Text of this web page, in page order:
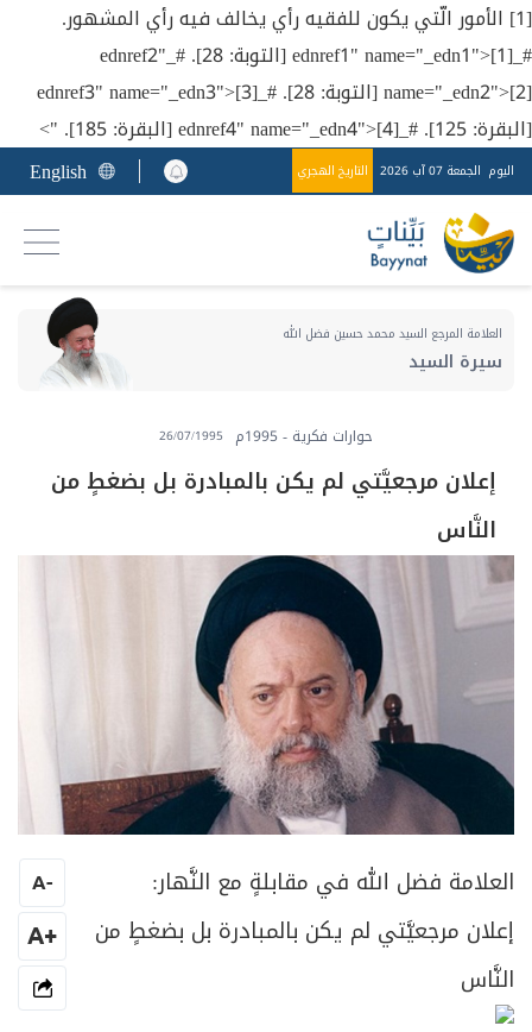
[1] الأمور الّتي يكون للفقيه رأي يخالف فيه رأي المشهور.
#_ednref1" name="_edn1">[1] [التوبة: 28]. #_ednref2"
name="_edn2">[2] [التوبة: 28]. #_ednref3" name="_edn3">[3]
[البقرة: 125]. #_ednref4" name="_edn4">[4] [البقرة: 185]. ">
اليوم الجمعة 07 آب 2026 التاريخ الهجري English
العلامة المرجع السيد محمد حسين فضل الله
سيرة السيد
حوارات فكرية - 1995م 26/07/1995
إعلان مرجعيَّتي لم يكن بالمبادرة بل بضغطٍ من
النَّاس
العلامة فضل الله في مقابلةٍ مع النَّهار:
إعلان مرجعيَّتي لم يكن بالمبادرة بل بضغطٍ من
النَّاس
-
A
+A